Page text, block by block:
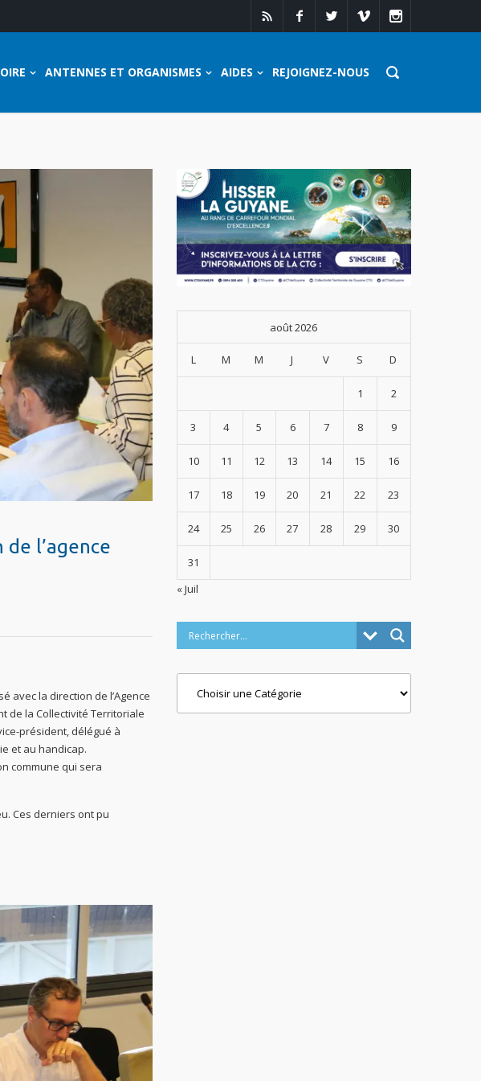
ANTENNES ET ORGANISMES AIDES REJOIGNEZ-NOUS
l’agence
avec la direction de l’Agence
de la Collectivité Territoriale
président, délégué à
et au handicap.
commune qui sera
Ces derniers ont pu
août 2026
L M M J V S D
1 2
3 4 5 6 7 8 9
10 11 12 13 14 15 16
17 18 19 20 21 22 23
24 25 26 27 28 29 30
31
« Juil